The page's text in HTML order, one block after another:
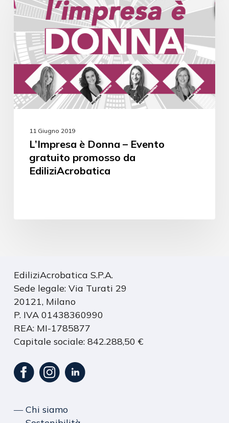
11 Giugno 2019
L’Impresa è Donna – Evento
gratuito promosso da
EdiliziAcrobatica
EdiliziAcrobatica S.P.A.
Sede legale: Via Turati 29
20121, Milano
P. IVA 01438360990
REA: MI-1785877
Capitale sociale: 842.288,50 €
― Chi siamo